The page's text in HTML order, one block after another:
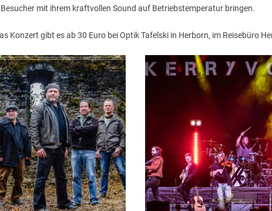
mit ihrem kraftvollen Sound auf Betriebstemperatur bringen.
Konzert gibt es ab 30 Euro bei Optik Tafelski in Herborn, im Reisebüro